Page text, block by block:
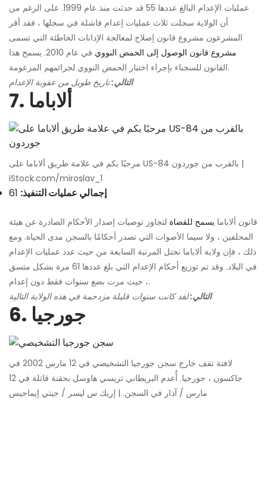
عمليات الإعدام البالغ عددها 55 قد حدثت منذ عام 1999. على الرغم من
أن الولاية سجلت ثلاث عمليات إعدام فاشلة في سجلها ، فقد أقر
المشرعون مشروع قانون إصلاح لمعالجة الإدانات الخاطئة التي تسمى
مشروع قانون الوصول إلى الحمض النووي
في عام 2010. يسمح هذا
القانون للسجناء بإجراء اختبار الحمض النووي لجرائمهم المزعومة.
التالي:تاريخ طويل من عقوبة الإعدام
7. ألاباما
مرحبًا بكم في علامة طريق ألاباما على US-84 بالقرب من جوردون |
iStock.com/miroslav_1
إجمالي عمليات التنفيذ:
قانون ألاباما يسمح للقضاة لتجاوز توصيات إصدار الأحكام الصادرة عن هيئة
المحلفين ، ولا سيما الأصوات التي تصدر أحكامًا بالسجن مدى الحياة. ومع
ذلك ، فإن ولاية ألاباما تحتل المرتبة السابعة من حيث عدد عمليات الإعدام
في البلاد. وقد تم توزيع أحكام الإعدام التي بلغ عددها 61 مرة بشكل متسق
، حيث مرت بضع سنوات فقط دون إعدام.
التالي:لقد كانت سنوات قليلة مزدحمة في هذه الولاية التالية
6. جورجيا
لافتة تقف خارج سجن جورجيا التشخيصي في 12 مارس 2002 في
جاكسون ، جورجيا. أُعدم البريطاني تريسي هاوسل بحقنة قاتلة في 12
مارس / آذار في السجن. | إريك س ليسر / جيتي إيماجيس